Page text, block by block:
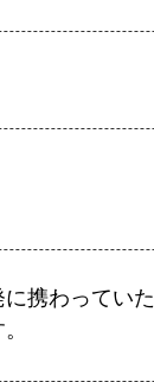
携わってい